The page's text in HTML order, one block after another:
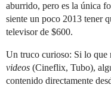
aburrido, pero es la única
siente un poco 2013 tener
televisor de $600.
Un truco curioso: Si lo que
videos (Cineflix, Tubo),
contenido directamente